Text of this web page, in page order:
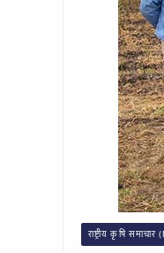
राष्ट्रीय कृषि